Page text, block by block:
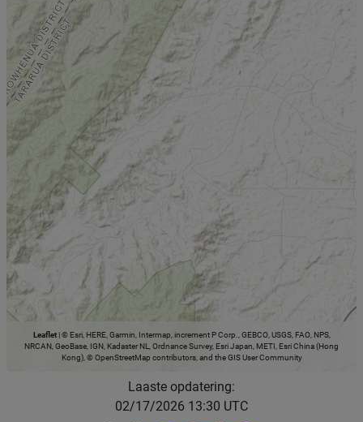
Leaflet © Esri, HERE, Garmin, Intermap, increment P Corp., GEBCO, USGS, FAO, NPS,
NRCAN, GeoBase, IGN, Kadaster NL, Ordnance Survey, Esri Japan, METI, Esri China (Hong
Kong), © OpenStreetMap contributors, and the GIS User Community
Laaste opdatering:
02/17/2026 13:30 UTC